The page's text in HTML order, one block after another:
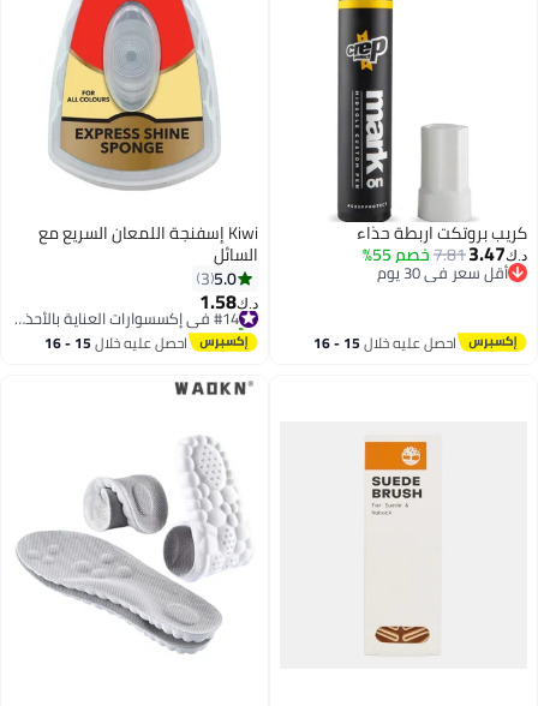
كريب بروتكت اربطة حذاء
د.ك‏3.47
7.81خصم 55%
أقل سعر في 30 يوم
أقل سعر في 30 يوم
احصل عليه خلال 15 - 16
Kiwi إسفنجة اللمعان السريع مع
السائل
5.0
3
د.ك‏1.58
تم بيع +20 مؤخرًا
احصل عليه خلال 15 - 16